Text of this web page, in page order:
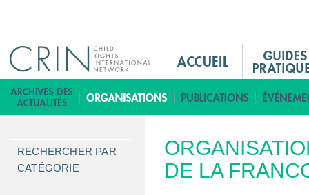
i
n
e
n
i
DE LA
RECHERCHER PAR
CATÉGORIE